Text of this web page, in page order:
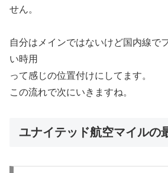
せん。
自分はメインではないけど国内線で
い時用
って感じの位置付けにしてます。
この流れで次にいきますね。
ユナイテッド航空マイルの